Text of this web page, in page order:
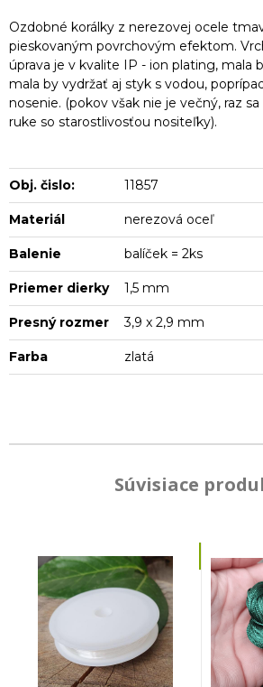
Ozdobné korálky z nerezovej ocele
pieskovaným povrchovým efektom.
úprava je v kvalite IP - ion plating, mala
mala by vydržať aj styk s vodou,
nosenie. (pokov však nie je večný, raz
ruke so starostlivosťou nositeľky).
Obj. čislo: 11857
Materiál nerezová oceľ
Balenie balíček = 2ks
Priemer dierky 1,5 mm
Presný rozmer 3,9 x 2,9 mm
Farba zlatá
Súvisiace